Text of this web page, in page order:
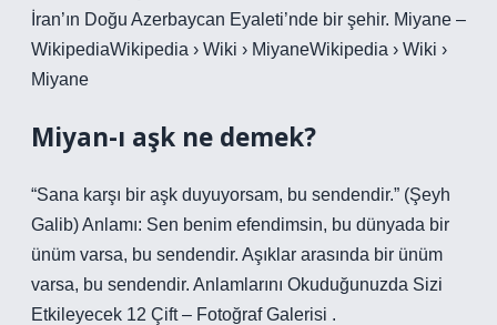
İran’ın Doğu Azerbaycan Eyaleti’nde bir şehir. Miyane –
WikipediaWikipedia › Wiki › MiyaneWikipedia › Wiki ›
Miyane
Miyan-ı aşk ne demek?
“Sana karşı bir aşk duyuyorsam, bu sendendir.” (Şeyh
Galib) Anlamı: Sen benim efendimsin, bu dünyada bir
ünüm varsa, bu sendendir. Aşıklar arasında bir ünüm
varsa, bu sendendir. Anlamlarını Okuduğunuzda Sizi
Etkileyecek 12 Çift – Fotoğraf Galerisi .